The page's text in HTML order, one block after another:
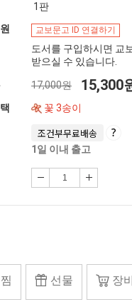
1판
교보문고 ID 연결하기
도서를 구입하시면 교
받으실 수 있습니다.
17,000원 15,300
꽃 3송이
조건부무료배송
1일 이내 출고
찜 선물 장